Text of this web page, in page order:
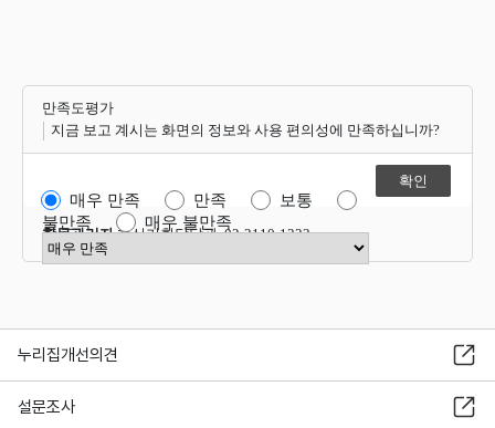
만족도평가
지금 보고 계시는 화면의 정보와 사용 편의성에 만족하십니까?
매우 만족 만족
보통
불만족
매우 불만족
만족도 점수 선택
항목관리자혁신기획담당관 02-2110-1323
누리집개선의견
설문조사